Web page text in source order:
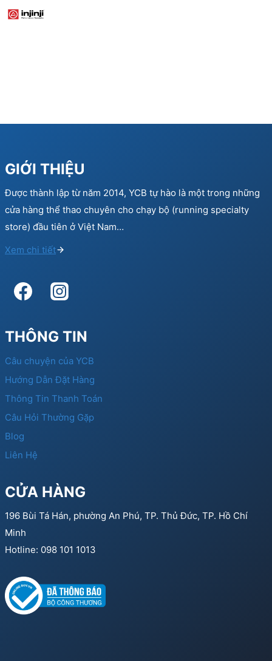
GIỚI THIỆU
Được thành lập từ năm 2014, YCB tự hào là một trong những
cửa hàng thể thao chuyên cho chạy bộ (running specialty
store) đầu tiên ở Việt Nam…
Xem chi tiết
THÔNG TIN
Câu chuyện của YCB
Hướng Dẫn Đặt Hàng
Thông Tin Thanh Toán
Câu Hỏi Thường Gặp
Blog
Liên Hệ
CỬA HÀNG
196 Bùi Tá Hán, phường An Phú, TP. Thủ Đức, TP. Hồ Chí
Minh
Hotline: 098 101 1013